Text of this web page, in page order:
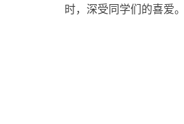
时，深受同学们的喜爱。